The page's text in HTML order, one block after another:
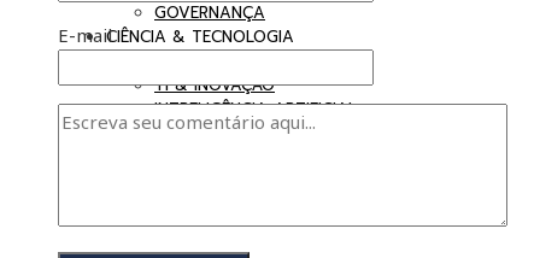
GOVERNANÇA
CIÊNCIA & TECNOLOGIA
TI & INOVAÇÃO
INTRELIGÊNCIA ARTIFICIAL
E-mail